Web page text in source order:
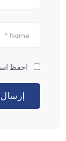
احفظ